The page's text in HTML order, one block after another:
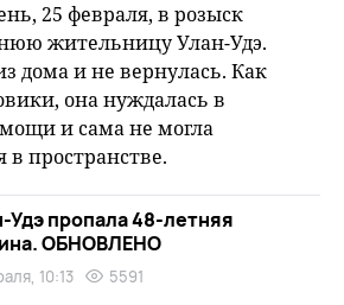
25 февраля, в розыск
жительницу Улан-Удэ.
дома и не вернулась. Как
она нуждалась в
и сама не могла
в пространстве.
Удэ пропала 48-летняя
ОБНОВЛЕНО
10:13 5591